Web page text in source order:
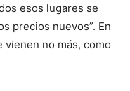
esos lugares se
precios nuevos”. En
no más, como